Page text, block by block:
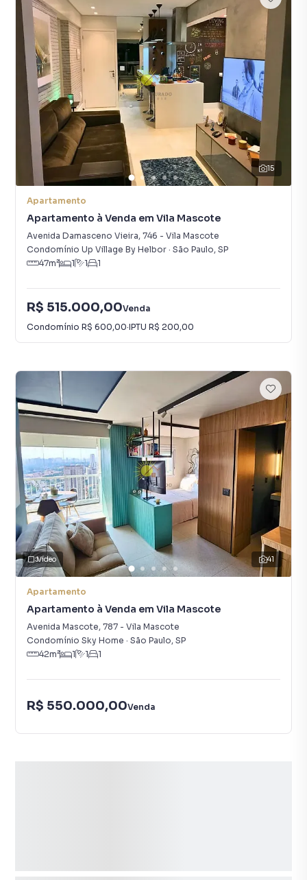
15
Apartamento
Apartamento à Venda em Vila Mascote
Avenida Damasceno Vieira, 746 - Vila Mascote
Condomínio Up Village By Helbor · São Paulo, SP
47m² 1 1 1
R$ 515.000,00Venda
Condomínio R$ 600,00·IPTU R$ 200,00
41
Vídeo
Apartamento
Apartamento à Venda em Vila Mascote
Avenida Mascote, 787 - Vila Mascote
Condomínio Sky Home · São Paulo, SP
42m² 1 1 1
R$ 550.000,00Venda